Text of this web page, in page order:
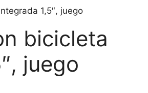
1,5″, juego
bicicleta
juego